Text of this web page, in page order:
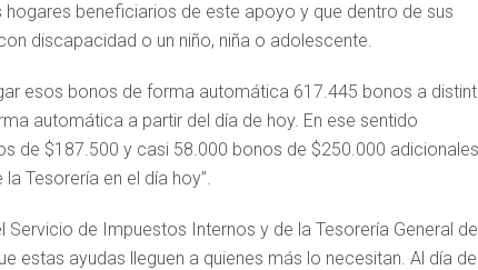
beneficiarios de este apoyo y que dentro de sus
discapacidad o un niño, niña o adolescente.
esos bonos de forma automática 617.445 bonos a
automática a partir del día de hoy. En ese sentido
de $187.500 y casi 58.000 bonos de $250.000
Tesorería en el día hoy”.
de Impuestos Internos y de la Tesorería General
estas ayudas lleguen a quienes más lo necesitan. Al día de